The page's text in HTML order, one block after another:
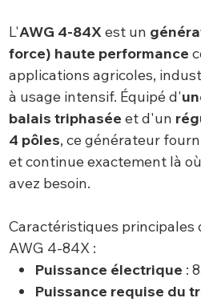
L'AWG 4-84Xest un
force) haute performance
applications agricoles,
à usage intensif. Équipé d'
balais triphasée et d'un
4 pôles, ce générateur
et continue exactement là
avez besoin.
Caractéristiques principales
AWG 4-84X :
Puissance électrique :
Puissance requise du